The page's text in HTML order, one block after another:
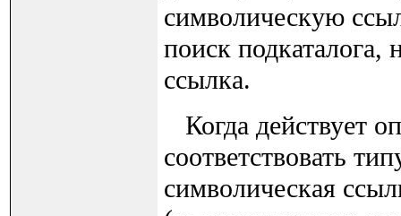
символическую
поиск подкаталога,
ссылка.
Когда действует
соответствовать
символическая